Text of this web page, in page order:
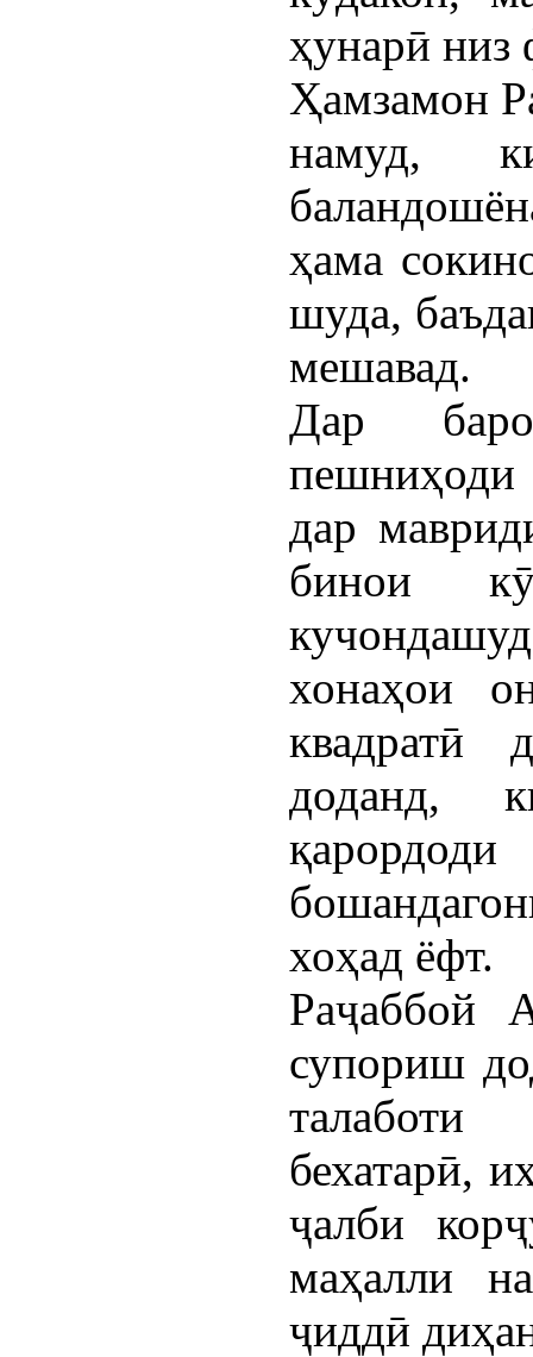
ҳунарӣ низ
Ҳамзамон
намуд,
ҳама
шуда,
мешавад.
Дар
дар
бинои
хонаҳои
квадратӣ
доданд,
хоҳад ёфт.
Раҷаббой
супориш
бехатарӣ,
ҷалби
маҳалли
ҷиддӣ